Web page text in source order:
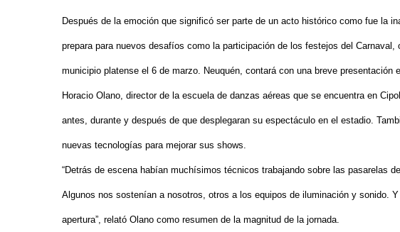
Después de la emoción que significó ser parte de un acto histórico como fue la
prepara para nuevos desafíos como la participación de los festejos del Carnaval,
municipio platense el 6 de marzo. Neuquén, contará con una breve presentación
Horacio Olano, director de la escuela de danzas aéreas que se encuentra en
antes, durante y después de que desplegaran su espectáculo en el estadio.
nuevas tecnologías para mejorar sus shows.
“Detrás de escena habían muchísimos técnicos trabajando sobre las pasarelas
Algunos nos sostenían a nosotros, otros a los equipos de iluminación y sonido.
apertura”, relató Olano como resumen de la magnitud de la jornada.